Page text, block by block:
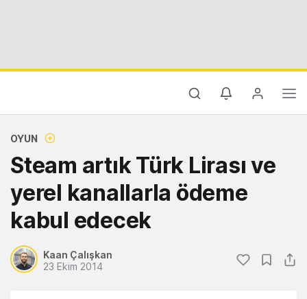
OYUN
Steam artık Türk Lirası ve
yerel kanallarla ödeme
kabul edecek
Kaan Çalışkan
23 Ekim 2014